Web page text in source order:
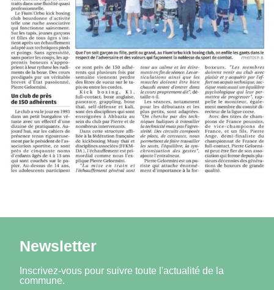
Newsletter
Inscrivez-vous pour suivre toute l'actualité de la
commune.